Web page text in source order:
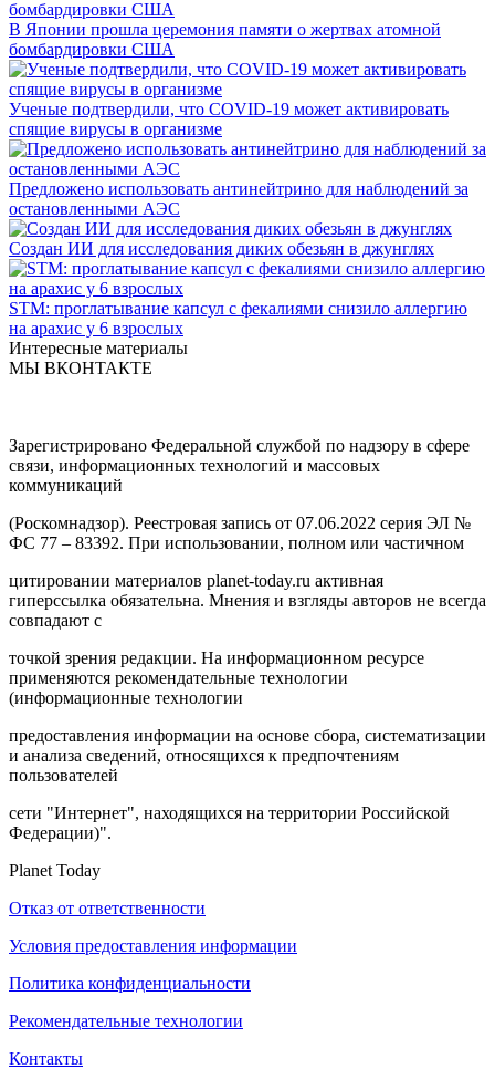
В Японии прошла церемония памяти о жертвах атомной
бомбардировки США
Ученые подтвердили, что COVID-19 может активировать
спящие вирусы в организме
Предложено использовать антинейтрино для наблюдений за
остановленными АЭС
Создан ИИ для исследования диких обезьян в джунглях
STM: проглатывание капсул с фекалиями снизило аллергию
на арахис у 6 взрослых
Интересные материалы
МЫ ВКОНТАКТЕ
Зарегистрировано Федеральной службой по надзору в сфере
связи, информационных технологий и массовых
коммуникаций
(Роскомнадзор). Реестровая запись от 07.06.2022 серия ЭЛ №
ФС 77 – 83392. При использовании, полном или частичном
цитировании материалов planet-today.ru активная
гиперссылка обязательна. Мнения и взгляды авторов не всегда
совпадают с
точкой зрения редакции. На информационном ресурсе
применяются рекомендательные технологии
(информационные технологии
предоставления информации на основе сбора, систематизации
и анализа сведений, относящихся к предпочтениям
пользователей
сети "Интернет", находящихся на территории Российской
Федерации)".
Planet Today
Отказ от ответственности
Условия предоставления информации
Политика конфиденциальности
Рекомендательные технологии
Контакты